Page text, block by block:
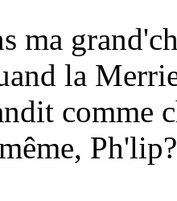
ma
la
comme